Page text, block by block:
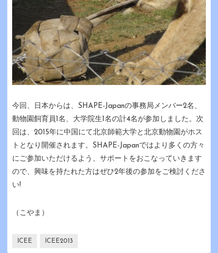
今回、日本からは、SHAPE-Japanの事務局メンバー2名、
動物園飼育員1名、大学院生1名の計4名が参加しました。次
回は、2015年に中国にて北京師範大学と北京動物園がホス
トとなり開催されます。SHAPE-Japanではより多くの方々
にご参加いただけるよう、サポートをおこなっていきます
ので、興味を持たれた方はぜひ2年後の参加をご検討くださ
い!
（こやま）
ICEE ICEE2013